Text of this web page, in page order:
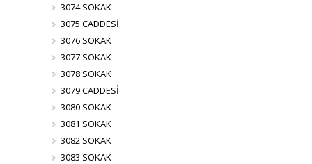
3074 SOKAK
3075 CADDESİ
3076 SOKAK
3077 SOKAK
3078 SOKAK
3079 CADDESİ
3080 SOKAK
3081 SOKAK
3082 SOKAK
3083 SOKAK